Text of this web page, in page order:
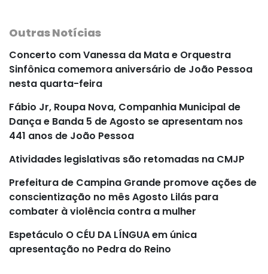
Outras Notícias
Concerto com Vanessa da Mata e Orquestra
Sinfônica comemora aniversário de João Pessoa
nesta quarta-feira
Fábio Jr, Roupa Nova, Companhia Municipal de
Dança e Banda 5 de Agosto se apresentam nos
441 anos de João Pessoa
Atividades legislativas são retomadas na CMJP
Prefeitura de Campina Grande promove ações de
conscientização no mês Agosto Lilás para
combater à violência contra a mulher
Espetáculo O CÉU DA LÍNGUA em única
apresentação no Pedra do Reino